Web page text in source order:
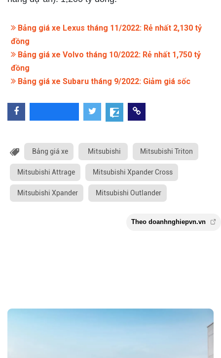
Bảng giá xe Lexus tháng 11/2022: Rẻ nhất 2,130 tỷ
đồng
Bảng giá xe Volvo tháng 10/2022: Rẻ nhất 1,750 tỷ
đồng
Bảng giá xe Subaru tháng 9/2022: Giảm giá sốc
Bảng giá xe Mitsubishi Mitsubishi Triton
Mitsubishi Attrage Mitsubishi Xpander Cross
Mitsubishi Xpander Mitsubishi Outlander